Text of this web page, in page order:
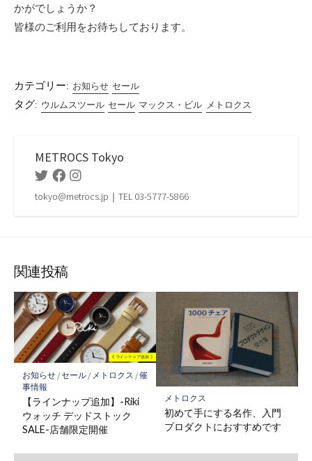
かがでしょうか？
皆様のご利用をお待ちしております。
カテゴリー: お知らせ セール
タグ: ウルムスツール セール マックス・ビル メトロクス
METROCS Tokyo
TwitterFacebookInstagram
tokyo@metrocs.jp｜TEL 03-5777-5866
関連投稿
お知らせ/セール/ メトロクス /催
事情報
【ラインナップ追加】-Riki
ウォッチ デッドストック
SALE-店舗限定開催
メトロクス
初めて手にする名作、入門
プロダクトにおすすめです